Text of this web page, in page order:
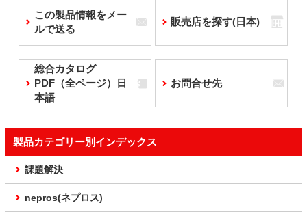
この製品情報をメー
ルで送る
販売店を探す(日本)
総合カタログ
PDF（全ページ）日
本語
お問合せ先
製品カテゴリー別インデックス
課題解決
nepros(ネプロス)